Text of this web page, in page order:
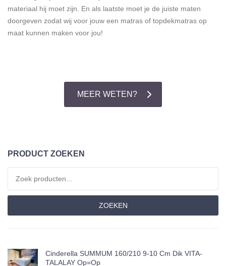
materiaal hij moet zijn. En als laatste moet je de juiste maten
doorgeven zodat wij voor jouw een matras of topdekmatras op
maat kunnen maken voor jou!
MEER WETEN?
PRODUCT ZOEKEN
ZOEKEN
Cinderella SUMMUM 160/210 9-10 Cm Dik VITA-
TALALAY Op=op